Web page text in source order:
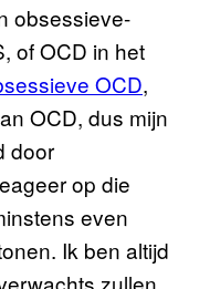
obsessieve-
of OCD in het
OCD,
OCD, dus mijn
door
op die
even
Ik ben altijd
zullen